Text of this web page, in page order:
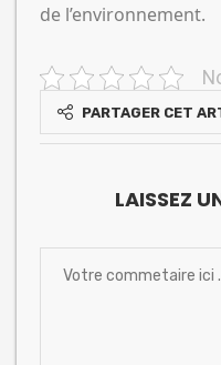
de l’environnement.
PARTAGER CET
LAISSEZ